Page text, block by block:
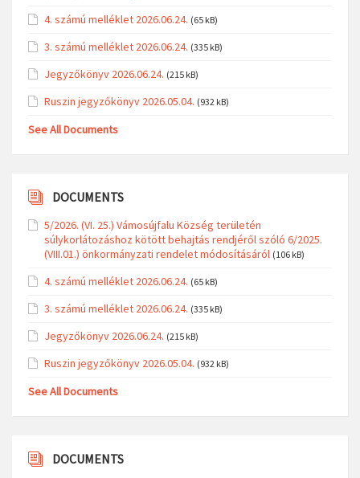
4. számú melléklet 2026.06.24. (65 kB)
3. számú melléklet 2026.06.24. (335 kB)
Jegyzőkönyv 2026.06.24. (215 kB)
Ruszin jegyzőkönyv 2026.05.04. (932 kB)
See All Documents
DOCUMENTS
5/2026. (VI. 25.) Vámosújfalu Község területén
súlykorlátozáshoz kötött behajtás rendjéről szóló 6/2025.
(VIII.01.) önkormányzati rendelet módosításáról (106 kB)
4. számú melléklet 2026.06.24. (65 kB)
3. számú melléklet 2026.06.24. (335 kB)
Jegyzőkönyv 2026.06.24. (215 kB)
Ruszin jegyzőkönyv 2026.05.04. (932 kB)
See All Documents
DOCUMENTS